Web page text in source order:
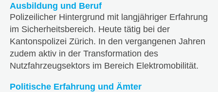
Ausbildung und Beruf
Polizeilicher Hintergrund mit langjähriger Erfahrung
im Sicherheitsbereich. Heute tätig bei der
Kantonspolizei Zürich. In den vergangenen Jahren
zudem aktiv in der Transformation des
Nutzfahrzeugsektors im Bereich Elektromobilität.
Politische Erfahrung und Ämter